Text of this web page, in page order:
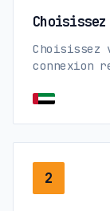
Choisissez
connexion
2